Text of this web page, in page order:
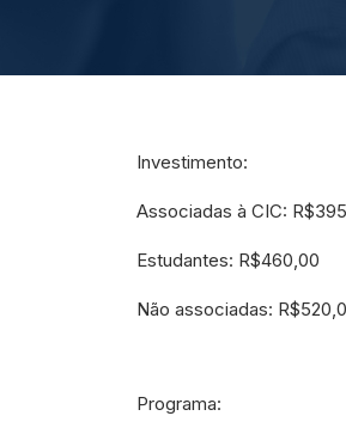
Investimento:
Associadas à CIC:
Estudantes: R$460,00
Não associadas:
Programa: